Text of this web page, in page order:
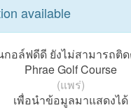
available
อล์ฟดีดี ยังไม่สามารถติ
Phrae Golf Course
(แพร่)
เพื่อนำข้อมูลมาแสดงได้